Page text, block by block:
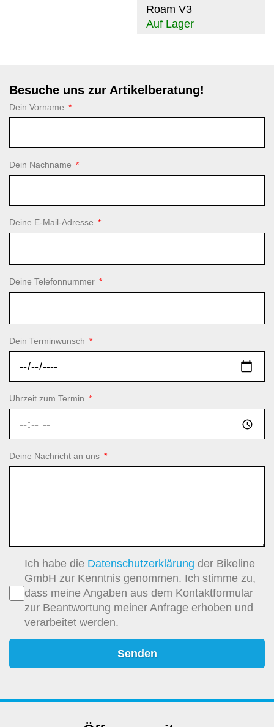
Roam V3
Auf Lager
Besuche uns zur Artikelberatung!
Dein Vorname
Dein Nachname
Deine E-Mail-Adresse
Deine Telefonnummer
Dein Terminwunsch
Uhrzeit zum Termin
Deine Nachricht an uns
Ich habe die Datenschutzerklärung der Bikeline
GmbH zur Kenntnis genommen. Ich stimme zu,
dass meine Angaben aus dem Kontaktformular
zur Beantwortung meiner Anfrage erhoben und
verarbeitet werden.
Senden